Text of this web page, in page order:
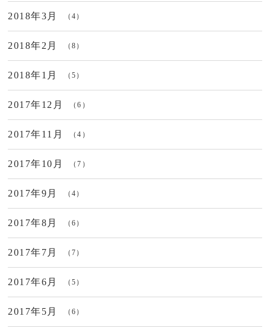
2018年3月 （4）
2018年2月 （8）
2018年1月 （5）
2017年12月 （6）
2017年11月 （4）
2017年10月 （7）
2017年9月 （4）
2017年8月 （6）
2017年7月 （7）
2017年6月 （5）
2017年5月 （6）